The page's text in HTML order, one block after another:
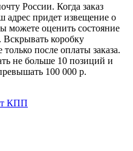
России. Когда заказ
адрес придет извещение о
можете оценить состояние
Вскрывать коробку
после оплаты заказа.
не больше 10 позиций и
100 000 р.
КПП